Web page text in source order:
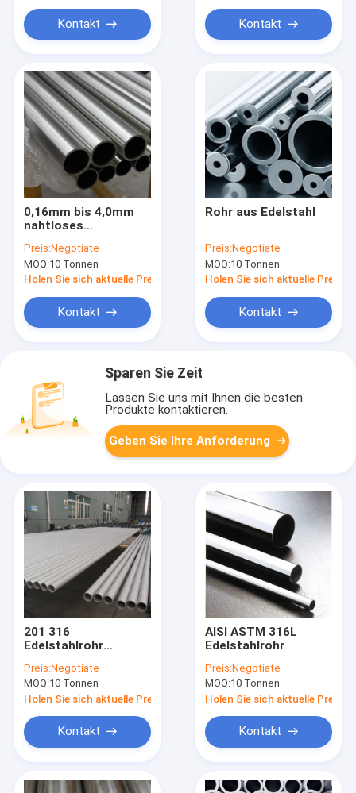
Kontakt Kontakt
0,16mm bis 4,0mm
nahtloses
Preis:Negotiate
MOQ:10 Tonnen
Holen Sie sich aktuelle Preis
Kontakt
Rohr aus Edelstahl
Preis:Negotiate
MOQ:10 Tonnen
Holen Sie sich aktuelle Preis
Kontakt
Sparen Sie Zeit
Lassen Sie uns mit Ihnen die besten
Produkte kontaktieren.
Geben Sie Ihre Anforderung
201 316
Edelstahlrohr
und Güte 300
Preis:Negotiate
MOQ:10 Tonnen
Holen Sie sich aktuelle Preis
Kontakt
AISI ASTM 316L
Edelstahlrohr
Preis:Negotiate
MOQ:10 Tonnen
Holen Sie sich aktuelle Preis
Kontakt